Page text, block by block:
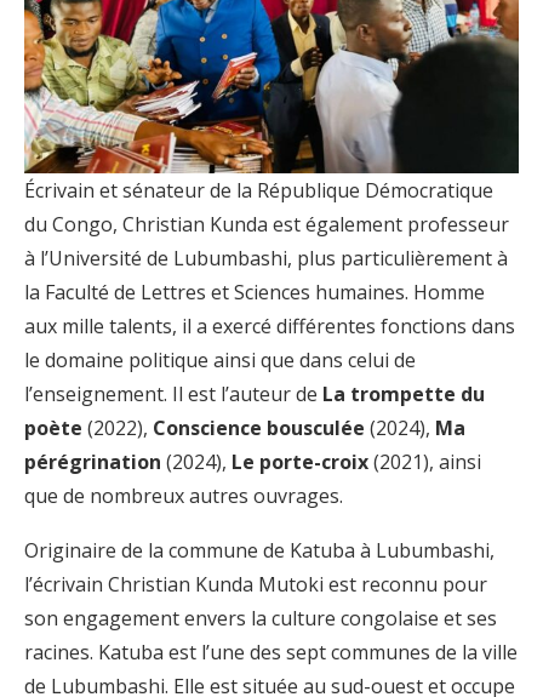
Écrivain et sénateur de la République Démocratique
du Congo, Christian Kunda est également professeur
à l’Université de Lubumbashi, plus particulièrement à
la Faculté de Lettres et Sciences humaines. Homme
aux mille talents, il a exercé différentes fonctions dans
le domaine politique ainsi que dans celui de
l’enseignement. Il est l’auteur de La trompette du
poète (2022), Conscience bousculée (2024), Ma
pérégrination (2024), Le porte-croix(2021), ainsi
que de nombreux autres ouvrages.
Originaire de la commune de Katuba à Lubumbashi,
l’écrivain Christian Kunda Mutoki est reconnu pour
son engagement envers la culture congolaise et ses
racines. Katuba est l’une des sept communes de la ville
de Lubumbashi. Elle est située au sud-ouest et occupe